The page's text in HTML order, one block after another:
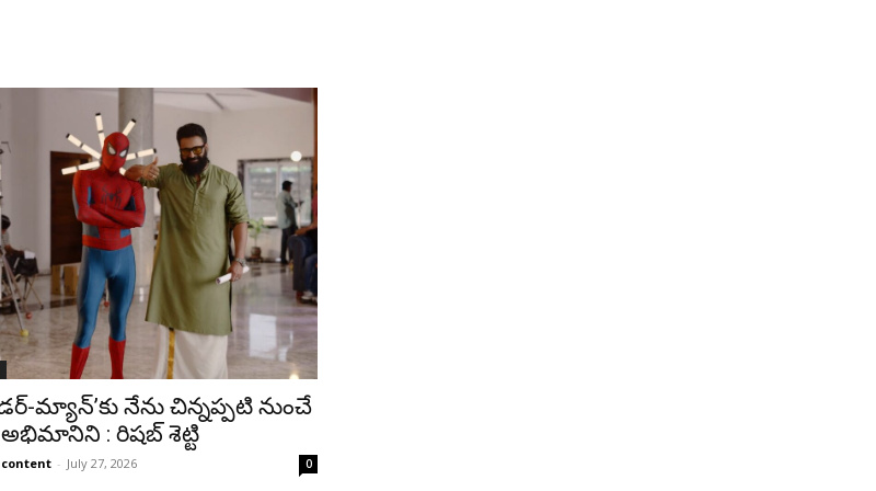
మ్యాన్’కు నేను చిన్నప్పటి నుంచే
అభిమానిని : రిషబ్ శెట్టి
- July 27, 2026 0